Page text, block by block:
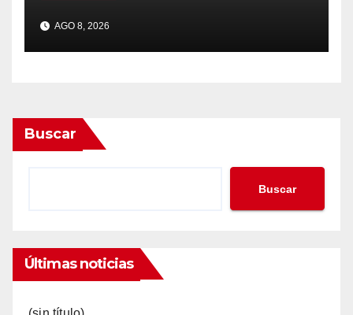
AGO 8, 2026
Buscar
Buscar
Últimas noticias